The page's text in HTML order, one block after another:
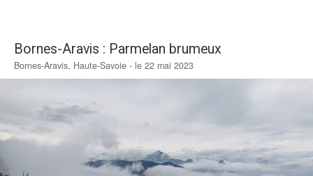
Bornes-Aravis : Parmelan brumeux
Bornes-Aravis, Haute-Savoie - le 22 mai 2023